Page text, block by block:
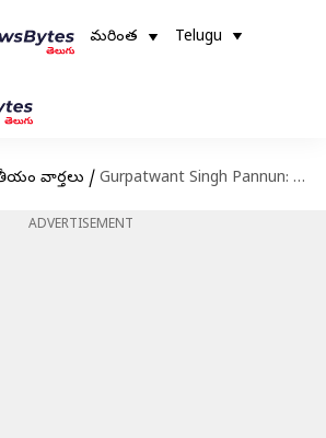
మరింత Telugu
వార్తలు / Gurpatwant Singh Pannun: ఖలిస్తానీ ఉగ్రవాది 'హత్యకు కుట్ర!'.. భగ్నం చేసిన అమెరికా
ADVERTISEMENT